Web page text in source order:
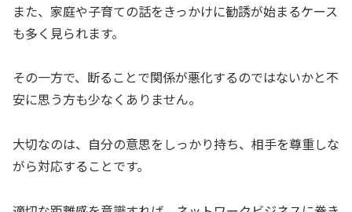
また、家庭や子育ての話をきっかけに勧誘が始まるケース
も多く見られます。
その一方で、断ることで関係が悪化するのではないかと不
安に思う方も少なくありません。
大切なのは、自分の意思をしっかり持ち、相手を尊重しな
がら対応することです。